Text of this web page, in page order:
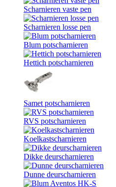
Scharnieren vaste pen
Scharnieren losse pen
Blum potscharnieren
Hettich potscharnieren
Samet potscharnieren
RVS potscharnieren
Koelkastscharnieren
Dikke deurscharnieren
Dunne deurscharnieren